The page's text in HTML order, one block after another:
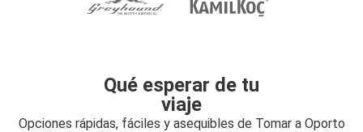
Qué esperar de tu
viaje
Opciones rápidas, fáciles y asequibles de Tomar a Oporto